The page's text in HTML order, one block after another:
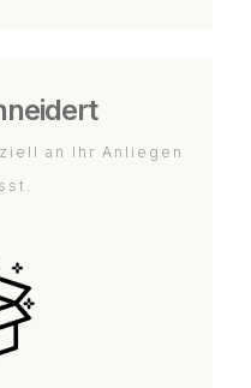
an Ihr Anliegen